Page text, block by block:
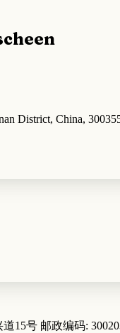
District, China,
道15号 邮政编码: